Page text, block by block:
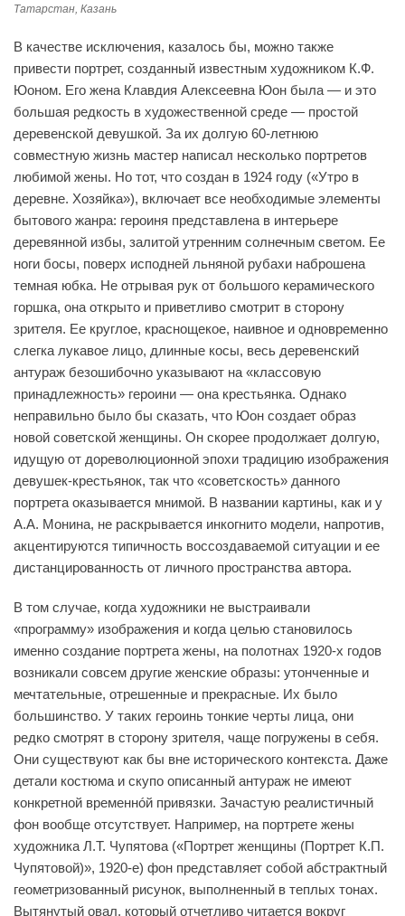
Татарстан, Казань
В качестве исключения, казалось бы, можно также
привести портрет, созданный известным художником К.Ф.
Юоном. Его жена Клавдия Алексеевна Юон была — и это
большая редкость в художественной среде — простой
деревенской девушкой. За их долгую 60-летнюю
совместную жизнь мастер написал несколько портретов
любимой жены. Но тот, что создан в 1924 году («Утро в
деревне. Хозяйка»), включает все необходимые элементы
бытового жанра: героиня представлена в интерьере
деревянной избы, залитой утренним солнечным светом. Ее
ноги босы, поверх исподней льняной рубахи наброшена
темная юбка. Не отрывая рук от большого керамического
горшка, она открыто и приветливо смотрит в сторону
зрителя. Ее круглое, краснощекое, наивное и одновременно
слегка лукавое лицо, длинные косы, весь деревенский
антураж безошибочно указывают на «классовую
принадлежность» героини — она крестьянка. Однако
неправильно было бы сказать, что Юон создает образ
новой советской женщины. Он скорее продолжает долгую,
идущую от дореволюционной эпохи традицию изображения
девушек-крестьянок, так что «советскость» данного
портрета оказывается мнимой. В названии картины, как и у
А.А. Монина, не раскрывается инкогнито модели, напротив,
акцентируются типичность воссоздаваемой ситуации и ее
дистанцированность от личного пространства автора.
В том случае, когда художники не выстраивали
«программу» изображения и когда целью становилось
именно создание портрета жены, на полотнах 1920-х годов
возникали совсем другие женские образы: утонченные и
мечтательные, отрешенные и прекрасные. Их было
большинство. У таких героинь тонкие черты лица, они
редко смотрят в сторону зрителя, чаще погружены в себя.
Они существуют как бы вне исторического контекста. Даже
детали костюма и скупо описанный антураж не имеют
конкретной временнóй привязки. Зачастую реалистичный
фон вообще отсутствует. Например, на портрете жены
художника Л.Т. Чупятова («Портрет женщины (Портрет К.П.
Чупятовой)», 1920-е) фон представляет собой абстрактный
геометризованный рисунок, выполненный в теплых тонах.
Вытянутый овал, который отчетливо читается вокруг